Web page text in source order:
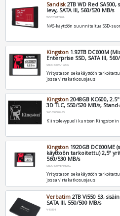
Sandisk2TB WD Red SA500,
levy, SATA III, 560/520 MB/s
WDS200T2R0A
NAS-käyttöön suunniteltua SSD-
Kingston 1.92TB DC600M
Enterprise SSD, SATA III,
SEDC600M/1920G
Yritystason sekakäyttöön
jossa virtakatkosuojaus
Kingston 2048GB KC600,
3D TLC, 550/520 MB/s,
SKC600/2048G
Kiintolevypuoli kuntoon
Kingston 1920GB DC600ME
käyttöön tarkoitettu) 2,5”
560/530 MB/s
SEDC600ME/1920G
Yritystason sekakäyttöön
jossa virtakatkosuojaus
Verbatim 2TB Vi550 S3,
SATA III, 550/500 MB/s
V49354